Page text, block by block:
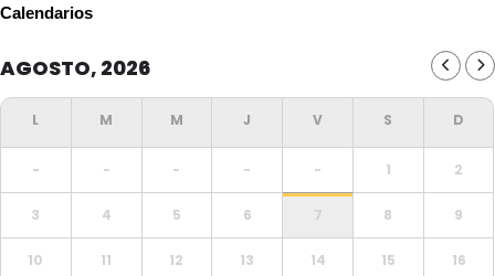
Calendarios
AGOSTO, 2026
- - - - - 1 2
3 4 5 6 7 8 9
10 11 12 13 14 15 16